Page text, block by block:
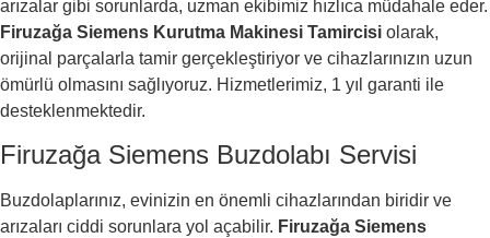
arızalar gibi sorunlarda, uzman ekibimiz hızlıca müdahale eder.
Firuzağa Siemens Kurutma Makinesi Tamircisi olarak,
orijinal parçalarla tamir gerçekleştiriyor ve cihazlarınızın uzun
ömürlü olmasını sağlıyoruz. Hizmetlerimiz, 1 yıl garanti ile
desteklenmektedir.
Firuzağa Siemens Buzdolabı Servisi
Buzdolaplarınız, evinizin en önemli cihazlarından biridir ve
arızaları ciddi sorunlara yol açabilir. Firuzağa Siemens